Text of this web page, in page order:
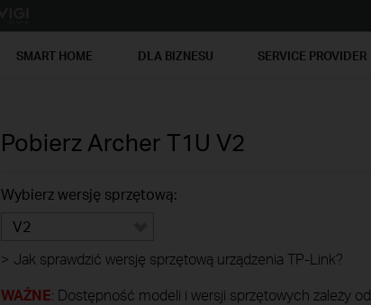
SMART HOME DLA BIZNESU SERVICE PROVIDER
Pobierz Archer T1U V2
Wybierz wersję sprzętową:
V2
> Jak sprawdzić wersję sprzętową urządzenia TP-Link?
WAŻNE: Dostępność modeli i wersji sprzętowych zależy od